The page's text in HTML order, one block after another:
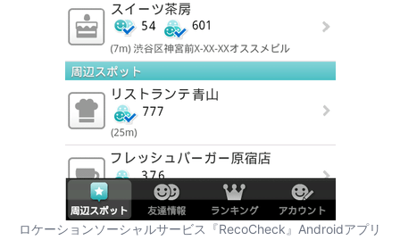
ロケーションソーシャルサービス『RecoCheck』Androidアプリ